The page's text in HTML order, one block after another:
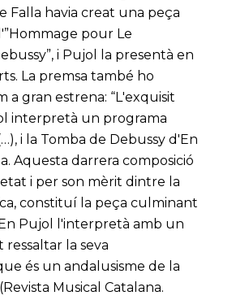
Falla havia creat una peça
pour Le
i Pujol la presentà en
La premsa també ho
a gran estrena: “L'exquisit
interpretà un programa
i la Tomba de Debussy d'En
Aquesta darrera composició
i per son mèrit dintre la
constituí la peça culminant
Pujol l'interpretà amb un
la seva
és un andalusisme de la
Musical Catalana.